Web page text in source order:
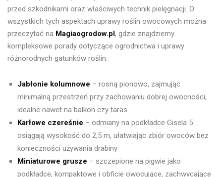
przed szkodnikami oraz właściwych technik pielęgnacji. O
wszystkich tych aspektach uprawy roślin owocowych można
przeczytać na Magiaogrodow.pl, gdzie znajdziemy
kompleksowe porady dotyczące ogrodnictwa i uprawy
różnorodnych gatunków roślin.
Jabłonie kolumnowe – rosną pionowo, zajmując
minimalną przestrzeń przy zachowaniu dobrej owocności,
idealne nawet na balkon czy taras
Karłowe czereśnie – odmiany na podkładce Gisela 5
osiągają wysokość do 2,5 m, ułatwiając zbiór owoców bez
konieczności używania drabiny
Miniaturowe grusze – szczepione na pigwie jako
podkładce, kompaktowe i obficie owocujące, zachwycające